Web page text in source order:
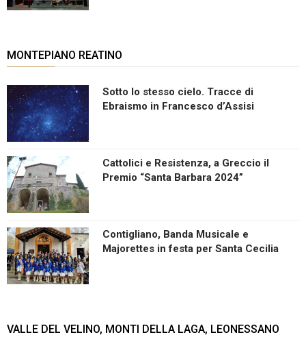
MONTEPIANO REATINO
Sotto lo stesso cielo. Tracce di
Ebraismo in Francesco d’Assisi
Cattolici e Resistenza, a Greccio il
Premio “Santa Barbara 2024”
Contigliano, Banda Musicale e
Majorettes in festa per Santa Cecilia
VALLE DEL VELINO, MONTI DELLA LAGA, LEONESSANO